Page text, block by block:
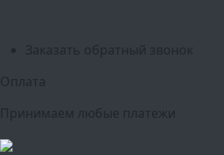
Заказать обратный звонок
Оплата
Принимаем любые платежи